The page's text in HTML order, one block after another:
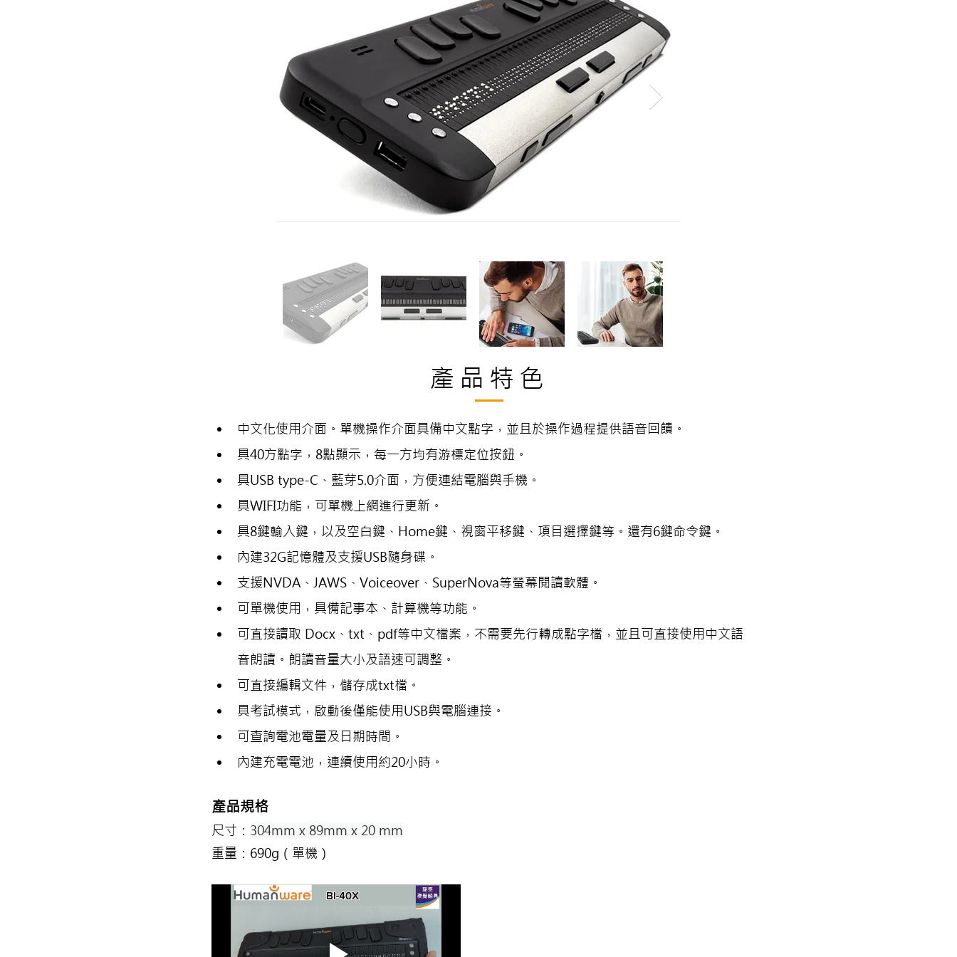
產品特色
中文化使用介面。單機操作介面具備中文點字，並且於操作過程提供語音回饋。
具40方點字，8點顯示，每一方均有游標定位按鈕。
具USB type-C、藍芽5.0介面，方便連結電腦與手機。
具WIFI功能，可單機上網進行更新。
具8鍵輸入鍵，以及空白鍵、Home鍵、視窗平移鍵、項目選擇鍵等。還有6鍵命令鍵。
內建32G記憶體及支援USB隨身碟。
支援NVDA、JAWS、Voiceover、SuperNova等螢幕閱讀軟體。
可單機使用，具備記事本、計算機等功能。
可直接讀取 Docx、txt、pdf等中文檔案，不需要先行轉成點字檔，並且可直接使用中文語
音朗讀。朗讀音量大小及語速可調整。
可直接編輯文件，儲存成txt檔。
具考試模式，啟動後僅能使用USB與電腦連接。
可查詢電池電量及日期時間。
內建充電電池，連續使用約20小時。
產品規格
尺寸： 304mm x 89mm x 20 mm
重量：690g（單機）